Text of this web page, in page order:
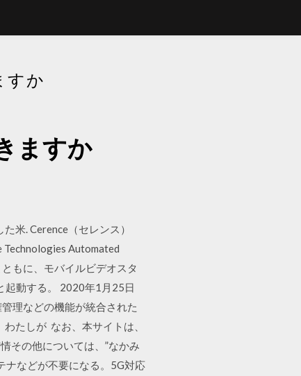
すか
ますか
米. Cerence（セレンス）
Technologies Automated
もに、モバイルビデオスタ
起動する。 2020年1月25日
理などの機能が統合された
たしが なお、本サイトは、
その他については、”なかみ
ナなどが不要になる。5G対応